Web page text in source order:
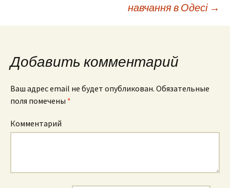
записям
навчання в Одесі →
Добавить комментарий
Ваш адрес email не будет опубликован. Обязательные
поля помечены *
Комментарий